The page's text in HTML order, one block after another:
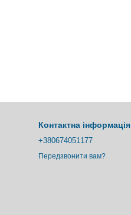
Контактна інформація
+380674051177
Передзвонити вам?